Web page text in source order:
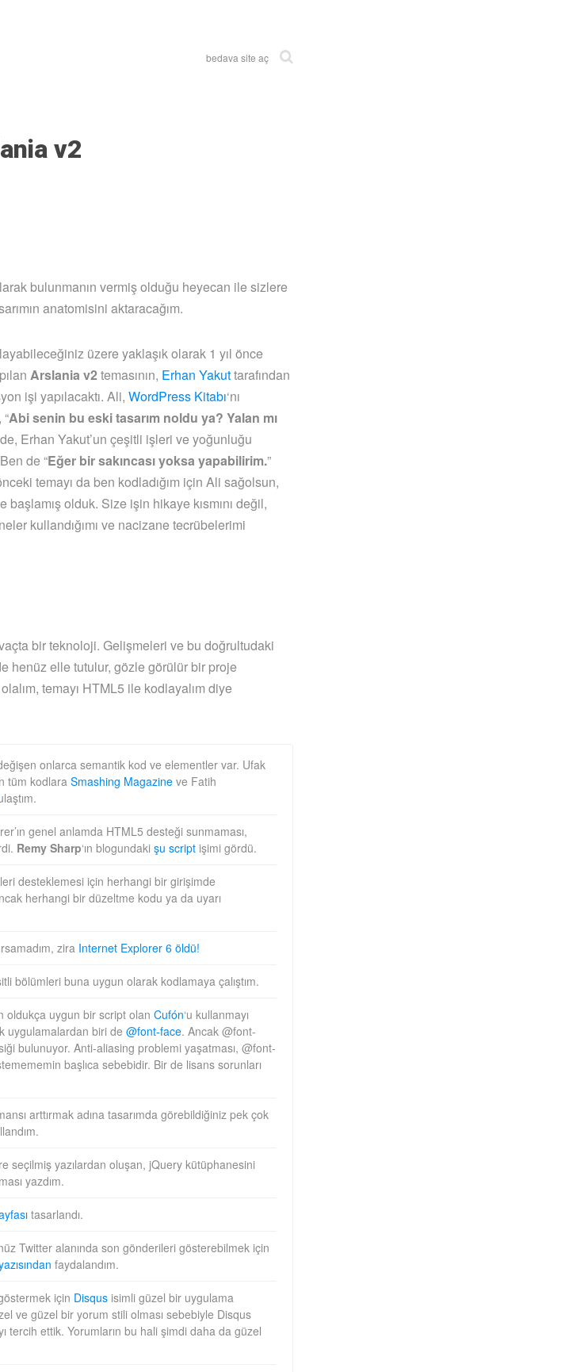
bedava site aç
v2
bulunmanın vermiş olduğu heyecan ile sizlere
anatomisini aktaracağım.
üzere yaklaşık olarak 1 yıl önce
Arslania v2 temasının, Erhan Yakuttarafından
işi yapılacaktı. Ali, WordPress Kitabı‘nı
Abi senin bu eski tasarım noldu ya? Yalan mı
Erhan Yakut’un çeşitli işleri ve yoğunluğu
de “Eğer bir sakıncası yoksa yapabilirim.”
temayı da ben kodladığım için Ali sağolsun,
olduk. Size işin hikaye kısmını değil,
kullandığımı ve nacizane tecrübelerimi
bir teknoloji. Gelişmeleri ve bu doğrultudaki
henüz elle tutulur, gözle görülür bir proje
temayı HTML5 ile kodlayalım diye
onlarca semantik kod ve elementler var. Ufak
tüm kodlaraSmashing Magazine ve Fatih
genel anlamda HTML5 desteği sunmaması,
Remy Sharp‘ın blogundaki şu script işimi gördü.
desteklemesi için herhangi bir girişimde
herhangi bir düzeltme kodu ya da uyarı
zira Internet Explorer 6 öldü!
bölümleri buna uygun olarak kodlamaya çalıştım.
oldukça uygun bir script olan Cufón‘u kullanmayı
uygulamalardan biri de @font-face. Ancak @font-
bulunuyor. Anti-aliasing problemi yaşatması, @font-
başlıca sebebidir. Bir de lisans sorunları
arttırmak adına tasarımda görebildiğiniz pek çok
seçilmiş yazılardan oluşan, jQuery kütüphanesini
yazdım.
tasarlandı.
Twitter alanında son gönderileri gösterebilmek için
faydalandım.
için Disqus isimli güzel bir uygulama
ve güzel bir yorum stili olması sebebiyle Disqus
tercih ettik. Yorumların bu hali şimdi daha da güzel